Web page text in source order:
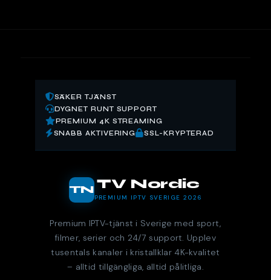
SÄKER TJÄNST
DYGNET RUNT SUPPORT
PREMIUM 4K STREAMING
SNABB AKTIVERING
SSL-KRYPTERAD
TN TV Nordic
PREMIUM IPTV SVERIGE 2026
Premium IPTV-tjänst i Sverige med sport,
filmer, serier och 24/7 support. Upplev
tusentals kanaler i kristallklar 4K-kvalitet
– alltid tillgängliga, alltid pålitliga.